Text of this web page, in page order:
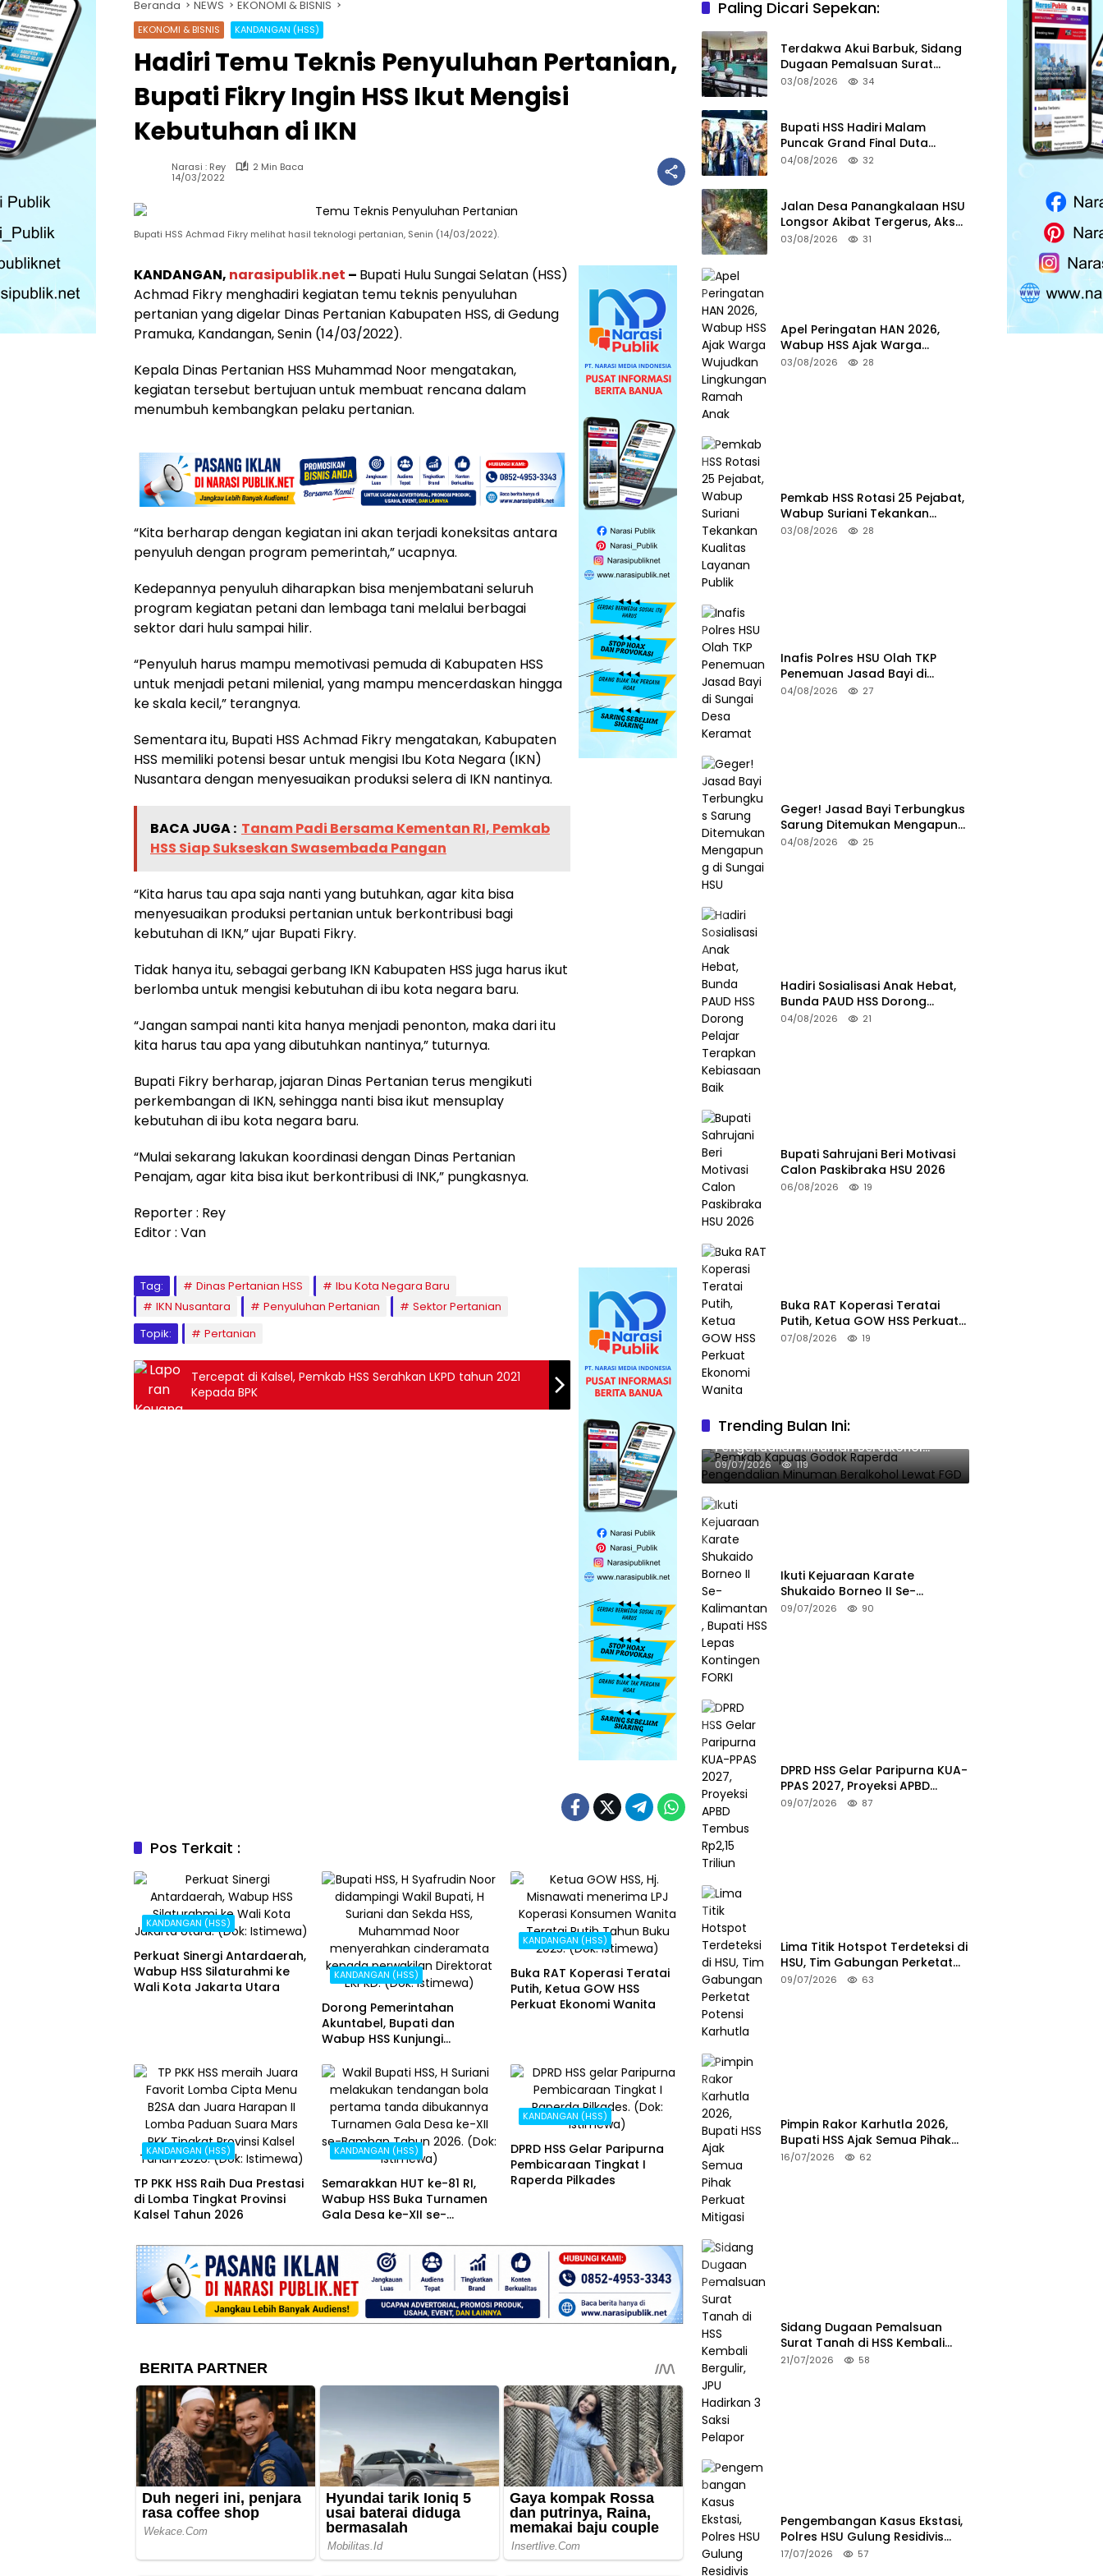
Beranda NEWS EKONOMI & BISNIS
EKONOMI & BISNIS KANDANGAN (HSS)
Hadiri Temu Teknis Penyuluhan Pertanian,
Bupati Fikry Ingin HSS Ikut Mengisi
Kebutuhan di IKN
Narasi : Rey
2 Min Baca
14/03/2022
Bupati HSS Achmad Fikry melihat hasil teknologi pertanian, Senin (14/03/2022).
KANDANGAN, narasipublik.net – Bupati Hulu Sungai Selatan (HSS)
Achmad Fikry menghadiri kegiatan temu teknis penyuluhan
pertanian yang digelar Dinas Pertanian Kabupaten HSS, di Gedung
Pramuka, Kandangan, Senin (14/03/2022).
Kepala Dinas Pertanian HSS Muhammad Noor mengatakan,
kegiatan tersebut bertujuan untuk membuat rencana dalam
menumbuh kembangkan pelaku pertanian.
“Kita berharap dengan kegiatan ini akan terjadi koneksitas antara
penyuluh dengan program pemerintah,” ucapnya.
Kedepannya penyuluh diharapkan bisa menjembatani seluruh
program kegiatan petani dan lembaga tani melalui berbagai
sektor dari hulu sampai hilir.
“Penyuluh harus mampu memotivasi pemuda di Kabupaten HSS
untuk menjadi petani milenial, yang mampu mencerdaskan hingga
ke skala kecil,” terangnya.
Sementara itu, Bupati HSS Achmad Fikry mengatakan, Kabupaten
HSS memiliki potensi besar untuk mengisi Ibu Kota Negara (IKN)
Nusantara dengan menyesuaikan produksi selera di IKN nantinya.
BACA JUGA : Tanam Padi Bersama Kementan RI, Pemkab
HSS Siap Sukseskan Swasembada Pangan
“Kita harus tau apa saja nanti yang butuhkan, agar kita bisa
menyesuaikan produksi pertanian untuk berkontribusi bagi
kebutuhan di IKN,” ujar Bupati Fikry.
Tidak hanya itu, sebagai gerbang IKN Kabupaten HSS juga harus ikut
berlomba untuk mengisi kebutuhan di ibu kota negara baru.
“Jangan sampai nanti kita hanya menjadi penonton, maka dari itu
kita harus tau apa yang dibutuhkan nantinya,” tuturnya.
Bupati Fikry berharap, jajaran Dinas Pertanian terus mengikuti
perkembangan di IKN, sehingga nanti bisa ikut mensuplay
kebutuhan di ibu kota negara baru.
“Mulai sekarang lakukan koordinasi dengan Dinas Pertanian
Penajam, agar kita bisa ikut berkontribusi di INK,” pungkasnya.
Reporter : Rey
Editor : Van
Tag: Dinas Pertanian HSS
Ibu Kota Negara Baru
IKN Nusantara
Penyuluhan Pertanian
Sektor Pertanian
Topik:
Pertanian
Tercepat di Kalsel, Pemkab HSS Serahkan LKPD tahun 2021
Kepada BPK
Pos Terkait :
KANDANGAN (HSS)
Perkuat Sinergi Antardaerah,
Wabup HSS Silaturahmi ke
Wali Kota Jakarta Utara
KANDANGAN (HSS)
Dorong Pemerintahan
Akuntabel, Bupati dan
Wabup HSS Kunjungi
KANDANGAN (HSS)
Buka RAT Koperasi Teratai
Putih, Ketua GOW HSS
Perkuat Ekonomi Wanita
KANDANGAN (HSS)
TP PKK HSS Raih Dua Prestasi
di Lomba Tingkat Provinsi
Kalsel Tahun 2026
KANDANGAN (HSS)
Semarakkan HUT ke-81 RI,
Wabup HSS Buka Turnamen
Gala Desa ke-XII se-
KANDANGAN (HSS)
DPRD HSS Gelar Paripurna
Pembicaraan Tingkat I
Raperda Pilkades
Paling Dicari Sepekan:
Terdakwa Akui Barbuk, Sidang
Dugaan Pemalsuan Surat
Tanah di HSS Akan Berlanjut
03/08/2026 34
Bupati HSS Hadiri Malam
Puncak Grand Final Duta
Pariwisata 2026
04/08/2026 32
Jalan Desa Panangkalaan HSU
Longsor Akibat Tergerus, Akses
Warga Putus
03/08/2026 31
Apel Peringatan HAN 2026,
Wabup HSS Ajak Warga
Wujudkan Lingkungan Ramah
03/08/2026 28
Pemkab HSS Rotasi 25 Pejabat,
Wabup Suriani Tekankan
Kualitas Layanan Publik
03/08/2026 28
Inafis Polres HSU Olah TKP
Penemuan Jasad Bayi di
Sungai Desa Keramat
04/08/2026 27
Geger! Jasad Bayi Terbungkus
Sarung Ditemukan Mengapung
di Sungai HSU
04/08/2026 25
Hadiri Sosialisasi Anak Hebat,
Bunda PAUD HSS Dorong
Pelajar Terapkan Kebiasaan
04/08/2026 21
Bupati Sahrujani Beri Motivasi
Calon Paskibraka HSU 2026
06/08/2026 19
Buka RAT Koperasi Teratai
Putih, Ketua GOW HSS Perkuat
Ekonomi Wanita
07/08/2026 19
Trending Bulan Ini:
Pemkab Kapuas Godok Raperda
Pengendalian Minuman Beralkohol
Lewat FGD
09/07/2026 119
Ikuti Kejuaraan Karate
Shukaido Borneo II Se-
Kalimantan, Bupati HSS Lepas
09/07/2026 90
DPRD HSS Gelar Paripurna KUA-
PPAS 2027, Proyeksi APBD
Tembus Rp2,15 Triliun
09/07/2026 87
Lima Titik Hotspot Terdeteksi di
HSU, Tim Gabungan Perketat
Potensi Karhutla
09/07/2026 63
Pimpin Rakor Karhutla 2026,
Bupati HSS Ajak Semua Pihak
Perkuat Mitigasi
16/07/2026 62
Sidang Dugaan Pemalsuan
Surat Tanah di HSS Kembali
Bergulir, JPU Hadirkan 3 Saksi
21/07/2026 58
Pengembangan Kasus Ekstasi,
Polres HSU Gulung Residivis
Narkoba di HST
17/07/2026 57